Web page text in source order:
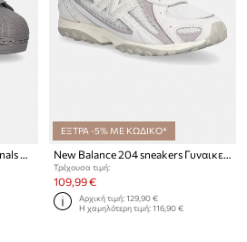
Nubuck sneakers adidas Originals SUPERSTAR II W
ΕΞΤΡΑ -5% ΜΕ ΚΩΔΙΚΟ*
New Balance 204 sneakers Γυναικεία
Τρέχουσα τιμή:
109,99 €
Αρχική τιμή:129,90 €
Η χαμηλότερη τιμή:116,90 €